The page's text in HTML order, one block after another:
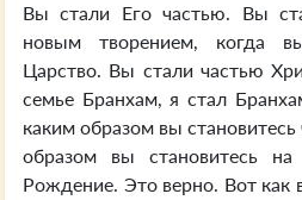
Вы стали Его частью. Вы
новым творением, когда
Царство. Вы стали частью
семье Бранхам, я стал
каким образом вы
образом вы становитесь
Рождение. Это верно. Вот как